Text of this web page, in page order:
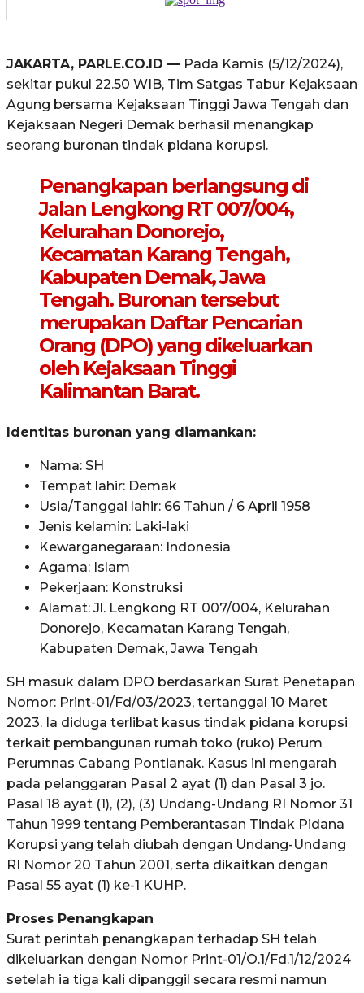
JAKARTA, PARLE.CO.ID — Pada Kamis (5/12/2024),
sekitar pukul 22.50 WIB, Tim Satgas Tabur Kejaksaan
Agung bersama Kejaksaan Tinggi Jawa Tengah dan
Kejaksaan Negeri Demak berhasil menangkap
seorang buronan tindak pidana korupsi.
Penangkapan berlangsung di
Jalan Lengkong RT 007/004,
Kelurahan Donorejo,
Kecamatan Karang Tengah,
Kabupaten Demak, Jawa
Tengah. Buronan tersebut
merupakan Daftar Pencarian
Orang (DPO) yang dikeluarkan
oleh Kejaksaan Tinggi
Kalimantan Barat.
Identitas buronan yang diamankan:
Nama: SH
Tempat lahir: Demak
Usia/Tanggal lahir: 66 Tahun / 6 April 1958
Jenis kelamin: Laki-laki
Kewarganegaraan: Indonesia
Agama: Islam
Pekerjaan: Konstruksi
Alamat: Jl. Lengkong RT 007/004, Kelurahan
Donorejo, Kecamatan Karang Tengah,
Kabupaten Demak, Jawa Tengah
SH masuk dalam DPO berdasarkan Surat Penetapan
Nomor: Print-01/Fd/03/2023, tertanggal 10 Maret
2023. Ia diduga terlibat kasus tindak pidana korupsi
terkait pembangunan rumah toko (ruko) Perum
Perumnas Cabang Pontianak. Kasus ini mengarah
pada pelanggaran Pasal 2 ayat (1) dan Pasal 3 jo.
Pasal 18 ayat (1), (2), (3) Undang-Undang RI Nomor 31
Tahun 1999 tentang Pemberantasan Tindak Pidana
Korupsi yang telah diubah dengan Undang-Undang
RI Nomor 20 Tahun 2001, serta dikaitkan dengan
Pasal 55 ayat (1) ke-1 KUHP.
Proses Penangkapan
Surat perintah penangkapan terhadap SH telah
dikeluarkan dengan Nomor Print-01/O.1/Fd.1/12/2024
setelah ia tiga kali dipanggil secara resmi namun